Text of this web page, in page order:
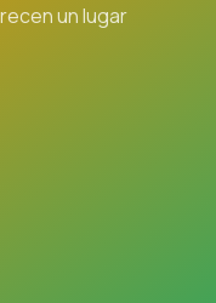
un lugar